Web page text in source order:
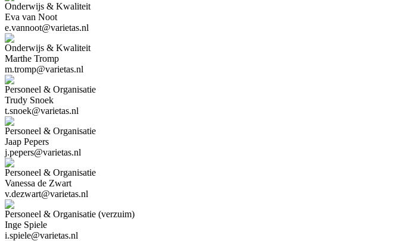
Onderwijs & Kwaliteit
Eva van Noot
e.vannoot@varietas.nl
Onderwijs & Kwaliteit
Marthe Tromp
m.tromp@varietas.nl
Personeel & Organisatie
Trudy Snoek
t.snoek@varietas.nl
Personeel & Organisatie
Jaap Pepers
j.pepers@varietas.nl
Personeel & Organisatie
Vanessa de Zwart
v.dezwart@varietas.nl
Personeel & Organisatie (verzuim)
Inge Spiele
i.spiele@varietas.nl